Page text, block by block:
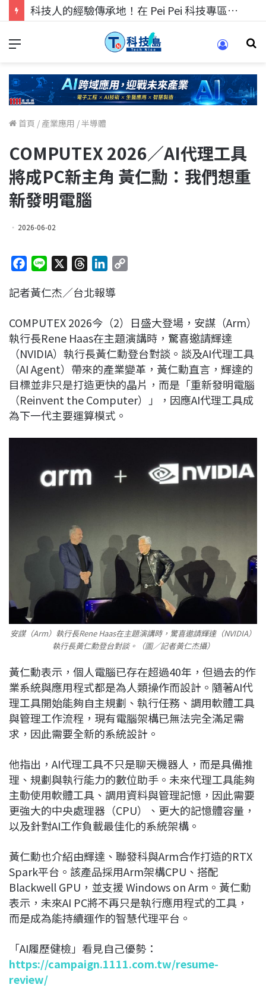
科技人的經驗傳承地！在 Pei Pei 科技專區，與學弟妹交流最硬核的技術
首頁 / 產業應用 /半導體
COMPUTEX 2026／AI代理工具
將成PC新主角 黃仁勳：我們想重
新發明電腦
2026-06-02
c
b
o
o
k
n
r
a
d
s
n
e
d
I
n
L
i
n
k
記者黃仁杰／台北報導
COMPUTEX 2026今（2）日盛大登場，安謀（Arm）
執行長Rene Haas在主題演講時，驚喜邀請輝達
（NVIDIA）執行長黃仁勳登台對談。談及AI代理工具
（AI Agent）帶來的產業變革，黃仁勳直言，輝達的
目標並非只是打造更快的晶片，而是「重新發明電腦
（Reinvent the Computer）」，因應AI代理工具成
為下一代主要運算模式。
安謀（Arm）執行長Rene Haas在主題演講時，驚喜邀請輝達（NVIDIA）
執行長黃仁勳登台對談。（圖／記者黃仁杰攝）
黃仁勳表示，個人電腦已存在超過40年，但過去的作
業系統與應用程式都是為人類操作而設計。隨著AI代
理工具開始能夠自主規劃、執行任務、調用軟體工具
與管理工作流程，現有電腦架構已無法完全滿足需
求，因此需要全新的系統設計。
他指出，AI代理工具不只是聊天機器人，而是具備推
理、規劃與執行能力的數位助手。未來代理工具能夠
主動使用軟體工具、調用資料與管理記憶，因此需要
更強大的中央處理器（CPU）、更大的記憶體容量，
以及針對AI工作負載最佳化的系統架構。
黃仁勳也介紹由輝達、聯發科與Arm合作打造的RTX
Spark平台。該產品採用Arm架構CPU、搭配
Blackwell GPU，並支援 Windows on Arm。黃仁勳
表示，未來AI PC將不再只是執行應用程式的工具，
而是成為能持續運作的智慧代理平台。
「AI履歷健檢」看見自己優勢：
https://campaign.1111.com.tw/resume-
review/